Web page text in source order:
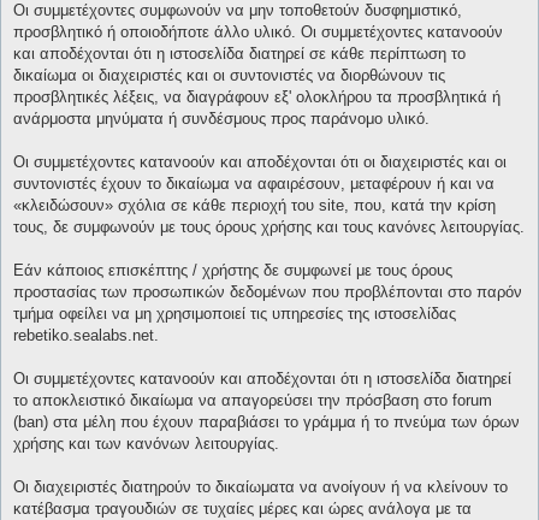
Οι συμμετέχοντες συμφωνούν να μην τοποθετούν δυσφημιστικό,
προσβλητικό ή οποιοδήποτε άλλο υλικό. Οι συμμετέχοντες κατανοούν
και αποδέχονται ότι η ιστοσελίδα διατηρεί σε κάθε περίπτωση το
δικαίωμα οι διαχειριστές και οι συντονιστές να διορθώνουν τις
προσβλητικές λέξεις, να διαγράφουν εξ' ολοκλήρου τα προσβλητικά ή
ανάρμοστα μηνύματα ή συνδέσμους προς παράνομο υλικό.
Οι συμμετέχοντες κατανοούν και αποδέχονται ότι οι διαχειριστές και οι
συντονιστές έχουν το δικαίωμα να αφαιρέσουν, μεταφέρουν ή και να
«κλειδώσουν» σχόλια σε κάθε περιοχή του site, που, κατά την κρίση
τους, δε συμφωνούν με τους όρους χρήσης και τους κανόνες λειτουργίας.
Εάν κάποιος επισκέπτης / χρήστης δε συμφωνεί με τους όρους
προστασίας των προσωπικών δεδομένων που προβλέπονται στο παρόν
τμήμα οφείλει να μη χρησιμοποιεί τις υπηρεσίες της ιστοσελίδας
rebetiko.sealabs.net.
Οι συμμετέχοντες κατανοούν και αποδέχονται ότι η ιστοσελίδα διατηρεί
το αποκλειστικό δικαίωμα να απαγορεύσει την πρόσβαση στο forum
(ban) στα μέλη που έχουν παραβιάσει το γράμμα ή το πνεύμα των όρων
χρήσης και των κανόνων λειτουργίας.
Οι διαχειριστές διατηρούν το δικαίωματα να ανοίγουν ή να κλείνουν το
κατέβασμα τραγουδιών σε τυχαίες μέρες και ώρες ανάλογα με τα